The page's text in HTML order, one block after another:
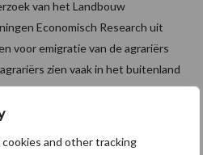
cookies and other tracking
van het Landbouw
Economisch Research uit
voor emigratie van de agrariërs
zien vaak in het buitenland
van het bedrijf. Daarnaast
door lagere prijzen. Het is niet